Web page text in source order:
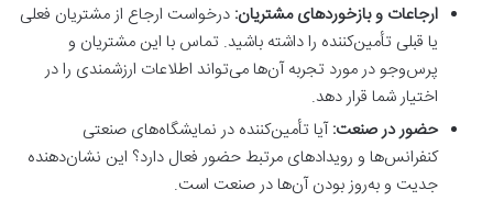
ارجاعات و بازخوردهای مشتریان: درخواست ارجاع از مشتریان فعلی
یا قبلی تأمین‌کننده را داشته باشید. تماس با این مشتریان و
پرس‌وجو در مورد تجربه آن‌ها می‌تواند اطلاعات ارزشمندی را در
اختیار شما قرار دهد.
حضور در صنعت:آیا تأمین‌کننده در نمایشگاه‌های صنعتی
کنفرانس‌ها و رویدادهای مرتبط حضور فعال دارد؟ این نشان‌دهنده
جدیت و به‌روز بودن آن‌ها در صنعت است.